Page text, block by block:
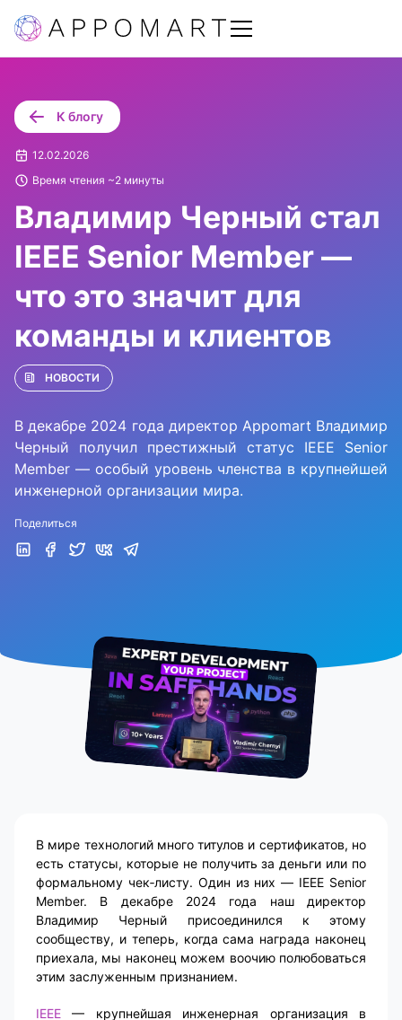
К блогу
12.02.2026
Время чтения ~2 минуты
Владимир Черный стал
IEEE Senior Member —
что это значит для
команды и клиентов
НОВОСТИ
В декабре 2024 года директор Appomart Владимир
Черный получил престижный статус IEEE Senior
Member — особый уровень членства в крупнейшей
инженерной организации мира.
Поделиться
В мире технологий много титулов и сертификатов, но
есть статусы, которые не получить за деньги или по
формальному чек‑листу. Один из них — IEEE Senior
Member. В декабре 2024 года наш директор
Владимир Черный присоединился к этому
сообществу, и теперь, когда сама награда наконец
приехала, мы наконец можем воочию полюбоваться
этим заслуженным признанием.
IEEE — крупнейшая инженерная организация в